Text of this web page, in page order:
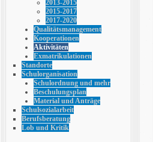
2013-2015
2015-2017
2017-2020
Qualitätsmanagement
Kooperationen
Aktivitäten
Exmatrikulationen
Standorte
Schulorganisation
Schulordnung und mehr
Beschulungsplan
Material und Anträge
Schulsozialarbeit
Berufsberatung
Lob und Kritik